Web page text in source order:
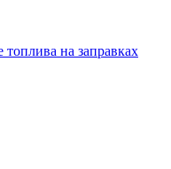
на заправках